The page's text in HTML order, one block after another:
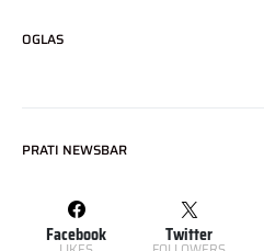
OGLAS
PRATI NEWSBAR
Facebook Twitter